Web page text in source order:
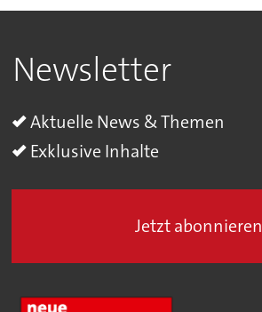
Newsletter
Aktuelle News & Themen
Exklusive Inhalte
Jetzt abonnieren